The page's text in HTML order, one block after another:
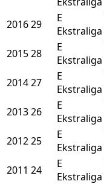
201629
E
Ekstraliga
201528
E
Ekstraliga
201427
E
Ekstraliga
201326
E
Ekstraliga
201225
E
Ekstraliga
2011 24
E
Ekstraliga